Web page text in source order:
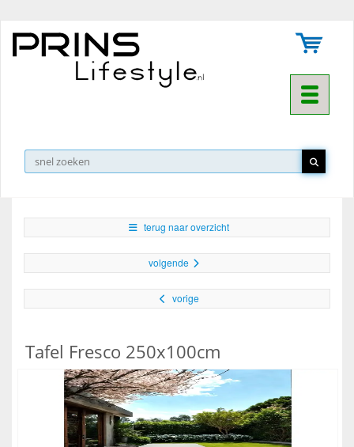
Toggle
▼
terug naar overzicht
volgende
vorige
Tafel Fresco 250x100cm